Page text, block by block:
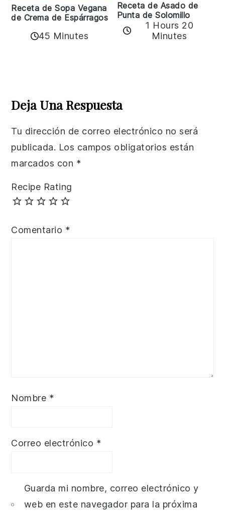
Receta de Sopa Vegana
de Crema de Espárragos
45 Minutes
Receta de Asado de
Punta de Solomillo
1 Hours 20
Minutes
Interactions
Deja Una Respuesta
Tu dirección de correo electrónico no será
publicada. Los campos obligatorios están
marcados con *
Recipe Rating
Comentario *
Nombre *
Correo electrónico *
Guarda mi nombre, correo electrónico y
web en este navegador para la próxima